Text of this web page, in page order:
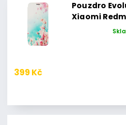
Pouzdro
Xiaomi
399 Kč